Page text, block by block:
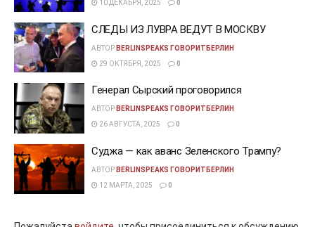
10 ДЕКАБРЯ, 2025
0
СЛЕДЫ ИЗ ЛУВРА ВЕДУТ В МОСКВУ
АВТОР BERLINSPEAKS ГОВОРИТБЕРЛИН
29 ОКТЯБРЯ, 2025
0
Генерал Сырский проговорился
АВТОР BERLINSPEAKS ГОВОРИТБЕРЛИН
26 АВГУСТА, 2025
0
Суджа — как аванс Зеленского Трампу?
АВТОР BERLINSPEAKS ГОВОРИТБЕРЛИН
12 МАРТА, 2025
0